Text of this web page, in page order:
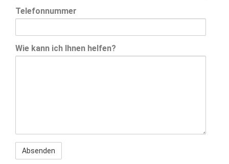
Telefonnummer
Wie kann ich Ihnen helfen?